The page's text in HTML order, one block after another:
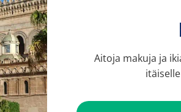
Aitoja makuja ja